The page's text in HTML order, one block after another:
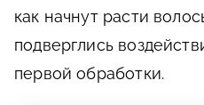
как начнут расти
подверглись
первой обработки.